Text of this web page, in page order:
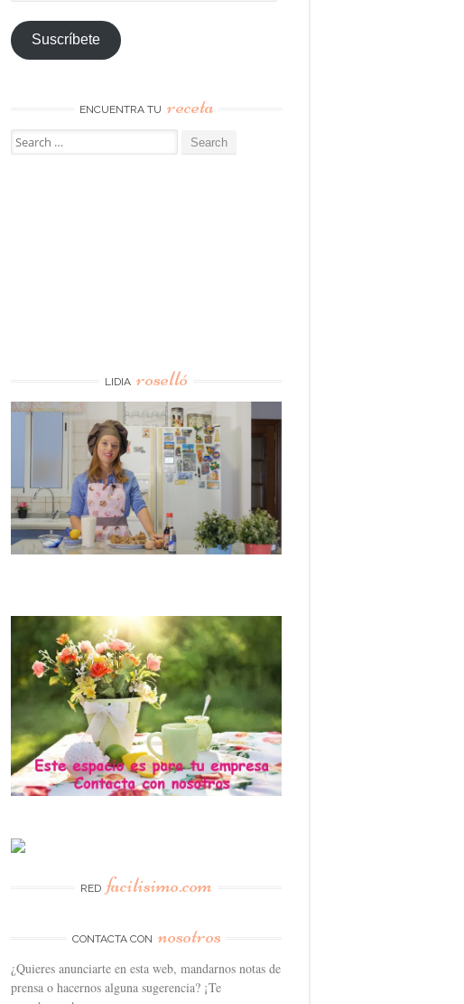
Suscríbete
ENCUENTRA TU receta
Search
for:
LIDIA roselló
RED facilisimo.com
CONTACTA CON nosotros
¿Quieres anunciarte en esta web, mandarnos notas de
prensa o hacernos alguna sugerencia? ¡Te